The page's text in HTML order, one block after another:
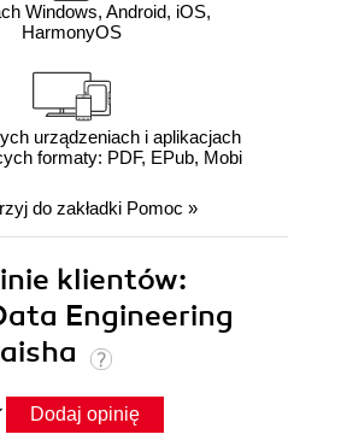
Windows, Android, iOS,
HarmonyOS
urządzeniach i aplikacjach
formaty: PDF, EPub, Mobi
do zakładki Pomoc »
klientów:
Engineering
Dodaj opinię